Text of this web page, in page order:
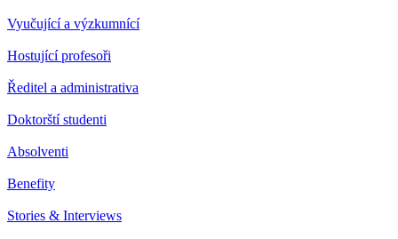
Vyučující a výzkumnící
Hostující profesoři
Ředitel a administrativa
Doktorští studenti
Absolventi
Benefity
Stories & Interviews